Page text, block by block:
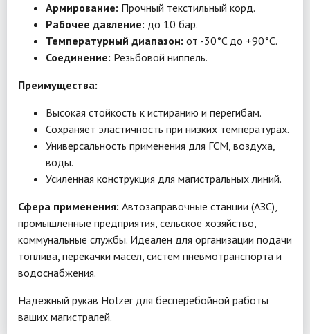
Армирование: Прочный текстильный корд.
Рабочее давление: до 10 бар.
Температурный диапазон: от -30°C до +90°C.
Соединение: Резьбовой ниппель.
Преимущества:
Высокая стойкость к истиранию и перегибам.
Сохраняет эластичность при низких температурах.
Универсальность применения для ГСМ, воздуха,
воды.
Усиленная конструкция для магистральных линий.
Сфера применения: Автозаправочные станции (АЗС),
промышленные предприятия, сельское хозяйство,
коммунальные службы. Идеален для организации подачи
топлива, перекачки масел, систем пневмотранспорта и
водоснабжения.
Надежный рукав Holzer для бесперебойной работы
ваших магистралей.